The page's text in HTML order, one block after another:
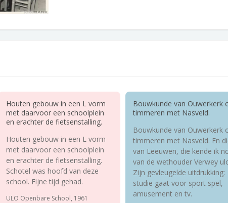
Houten gebouw in een L vorm
met daarvoor een schoolplein
en erachter de fietsenstalling.
Houten gebouw in een L vorm
met daarvoor een schoolplein
en erachter de fietsenstalling.
Schotel was hoofd van deze
school. Fijne tijd gehad.
ULO Openbare School, 1961
Bouwkunde van Ouwerkerk
timmeren met Nasveld.
Bouwkunde van Ouwerkerk
timmeren met Nasveld. En
van Leeuwen, die kende ik
van de wethouder Verwey
Zijn gevleugelde uitdrukking:
studie gaat voor sport spel,
amusement en tv.